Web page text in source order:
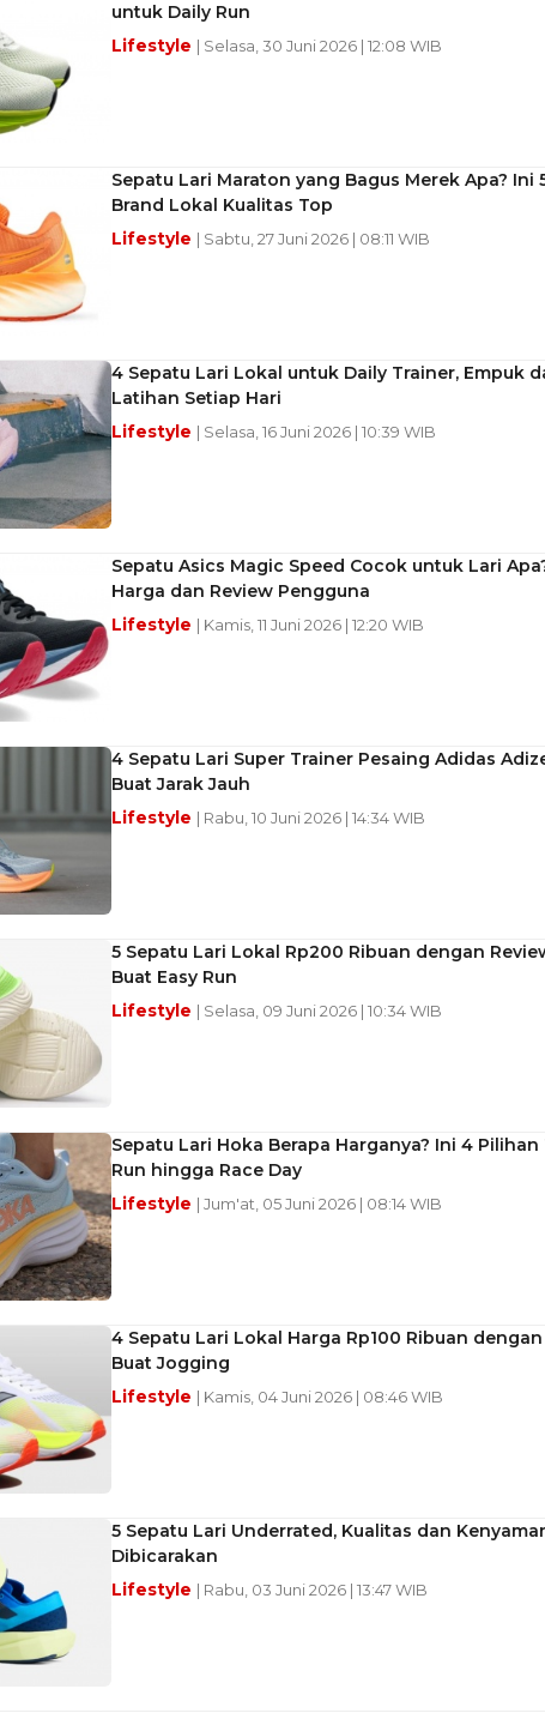
untuk Daily Run
Lifestyle | Selasa, 30 Juni 2026 | 12:08 WIB
Sepatu Lari Maraton yang Bagus Merek Apa? Ini
Brand Lokal Kualitas Top
Lifestyle | Sabtu, 27 Juni 2026 | 08:11 WIB
4 Sepatu Lari Lokal untuk Daily Trainer, Empuk
Latihan Setiap Hari
Lifestyle | Selasa, 16 Juni 2026 | 10:39 WIB
Sepatu Asics Magic Speed Cocok untuk Lari
Harga dan Review Pengguna
Lifestyle | Kamis, 11 Juni 2026 | 12:20 WIB
4 Sepatu Lari Super Trainer Pesaing Adidas
Buat Jarak Jauh
Lifestyle | Rabu, 10 Juni 2026 | 14:34 WIB
5 Sepatu Lari Lokal Rp200 Ribuan dengan
Buat Easy Run
Lifestyle | Selasa, 09 Juni 2026 | 10:34 WIB
Sepatu Lari Hoka Berapa Harganya? Ini 4
Run hingga Race Day
Lifestyle | Jum'at, 05 Juni 2026 | 08:14 WIB
4 Sepatu Lari Lokal Harga Rp100 Ribuan
Buat Jogging
Lifestyle | Kamis, 04 Juni 2026 | 08:46 WIB
5 Sepatu Lari Underrated, Kualitas dan
Dibicarakan
Lifestyle | Rabu, 03 Juni 2026 | 13:47 WIB